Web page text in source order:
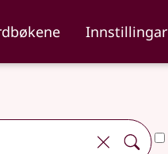
Innstillingar